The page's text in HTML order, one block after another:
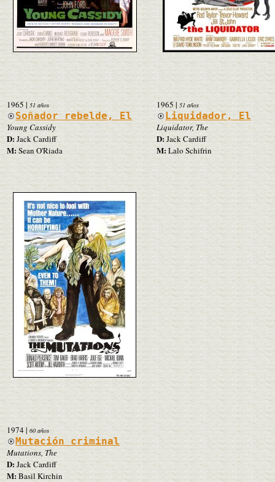
1965| 51 años
Soñador rebelde, El
Young Cassidy
D:Jack Cardiff
M:Sean O'Riada
1965| 51 años
Liquidador, El
Liquidator, The
D:Jack Cardiff
M:Lalo Schifrin
1974| 60 años
Mutación criminal
Mutations, The
D:Jack Cardiff
M:Basil Kirchin